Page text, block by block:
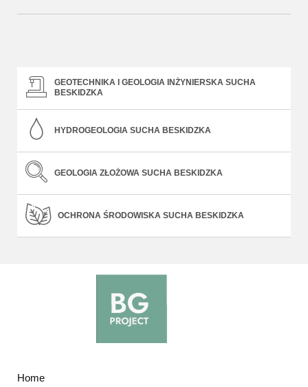
GEOTECHNIKA I GEOLOGIA INŻYNIERSKA SUCHA
BESKIDZKA
HYDROGEOLOGIA SUCHA BESKIDZKA
GEOLOGIA ZŁOŻOWA SUCHA BESKIDZKA
OCHRONA ŚRODOWISKA SUCHA BESKIDZKA
Home